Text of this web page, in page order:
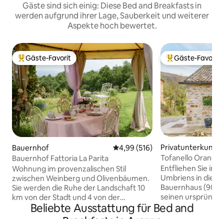
Gäste sind sich einig: Diese Bed and Breakfasts in
werden aufgrund ihrer Lage, Sauberkeit und weiterer
Aspekte hoch bewertet.
Beliebter Gäste-Favorit.
Gäste-Favorit
Bauernhof Durchschnittliche Bewertung:
4,99 (516)
Bauernhof Fattoria La Parita
Wohnung im provenzalischen Stil
zwischen Weinberg und Olivenbäumen.
Sie werden die Ruhe der Landschaft 10
km von der Stadt und 4 von der
Autobahn entfernt genießen. Der
Gesang von Eichelhähern und
Beliebter Gäste-
Gäste-Favorit
Privatunterkunft
Tofanello
Komfort mit
Entfliehen Sie in
Umbriens in
Bauernhaus (90
seinen
beibehält. Das
klassische
Beliebte Ausstattung für Bed and